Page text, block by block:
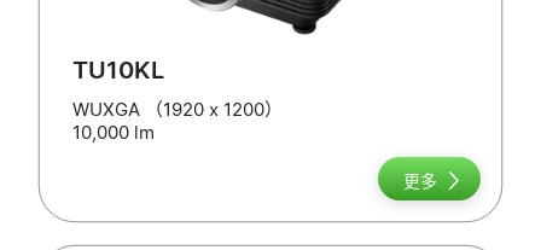
TU10KL
WUXGA （1920 x 1200）
10,000 lm
更多